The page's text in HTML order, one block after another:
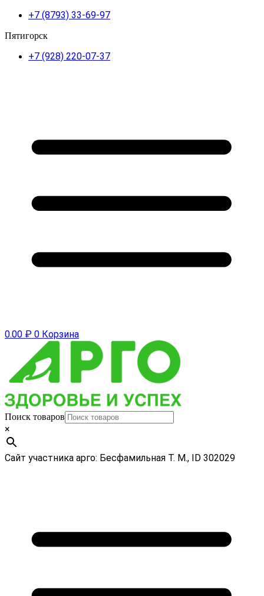
+7 (8793) 33-69-97
Пятигорск
+7 (928) 220-07-37
0.00 ₽ 0 Корзина
Поиск товаров
×
Сайт участника арго: Бесфамильная Т. М., ID 302029